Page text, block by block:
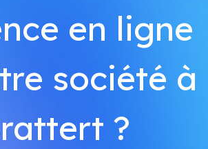
en ligne
société à
?